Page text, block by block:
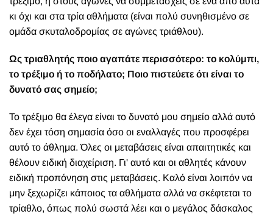
κι όχι και στα τρία αθλήματα (είναι πολύ συνηθισμένο σε
ομάδα σκυταλοδρομίας σε αγώνες τριάθλου).
Ως τριαθλητής ποιο αγαπάτε περισσότερο: το κολύμπι,
το τρέξιμο ή το ποδήλατο; Ποιο πιστεύετε ότι είναι το
δυνατό σας σημείο;
Το τρέξιμο θα έλεγα είναι το δυνατό μου σημείο αλλά αυτό
δεν έχει τόση σημασία όσο οι εναλλαγές που προσφέρει
αυτό το άθλημα. Όλες οι μεταβάσεις είναι απαιτητικές και
θέλουν ειδική διαχείριση. Γι' αυτό και οι αθλητές κάνουν
ειδική προπόνηση στις μεταβάσεις. Καλό είναι λοιπόν να
μην ξεχωρίζει κάποιος τα αθλήματα αλλά να σκέφτεται το
τρίαθλο, όπως πολύ σωστά λέει και ο μεγάλος δάσκαλος